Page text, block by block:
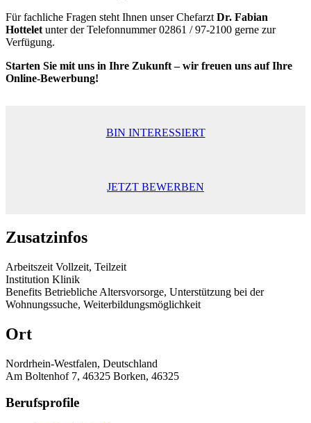
Für fachliche Fragen steht Ihnen unser Chefarzt Dr. Fabian
Hottelet unter der Telefonnummer 02861 / 97-2100 gerne zur
Verfügung.
Starten Sie mit uns in Ihre Zukunft – wir freuen uns auf Ihre
Online-Bewerbung!
BIN INTERESSIERT
JETZT BEWERBEN
Zusatzinfos
Arbeitszeit Vollzeit, Teilzeit
Institution Klinik
Benefits Betriebliche Altersvorsorge, Unterstützung bei der
Wohnungssuche, Weiterbildungsmöglichkeit
Ort
Nordrhein-Westfalen, Deutschland
Am Boltenhof 7, 46325 Borken, 46325
Berufsprofile